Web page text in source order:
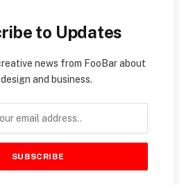
to Updates
news from FooBar about
and business.